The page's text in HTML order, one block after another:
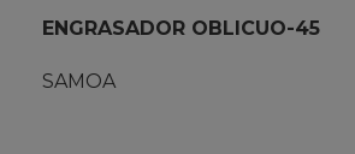
ENGRASADOR OBLICUO-45
SAMOA